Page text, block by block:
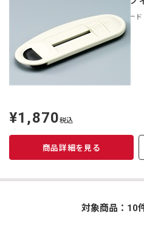
商品コー
定
価
¥1,870税込
商品詳細を見る
対象商品： 10